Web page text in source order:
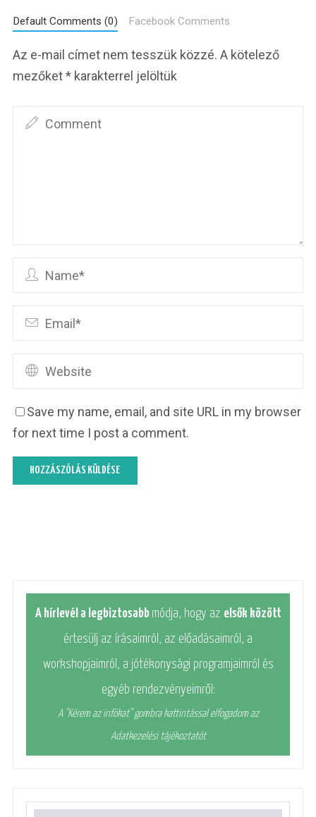
Default Comments (0) Facebook Comments
Az e-mail címet nem tesszük közzé. A kötelező
mezőket* karakterrel jelöltük
Save my name, email, and site URL in my browser
for next time I post a comment.
A hírlevél a legbiztosabb módja, hogy az elsők között
értesülj az írásaimról, az előadásaimról, a
workshopjaimról, a jótékonysági programjaimról és
egyéb rendezvényeimről:
A "Kérem az infókat" gombra kattintással elfogadom az
Adatkezelési tájékoztatót